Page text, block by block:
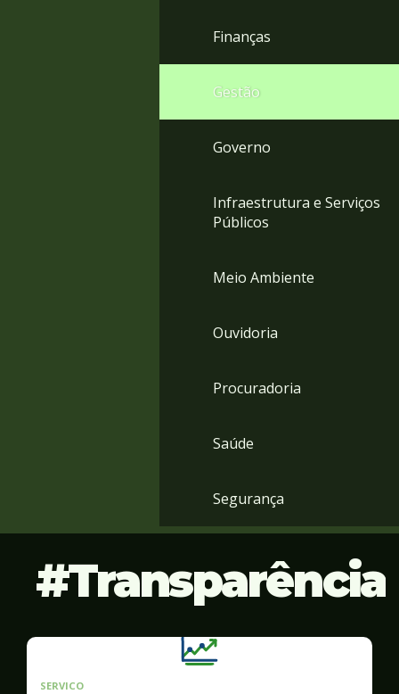
Finanças
Gestão
Governo
Infraestrutura e Serviços
Públicos
Meio Ambiente
Ouvidoria
Procuradoria
Saúde
Segurança
Transparência
SERVICO